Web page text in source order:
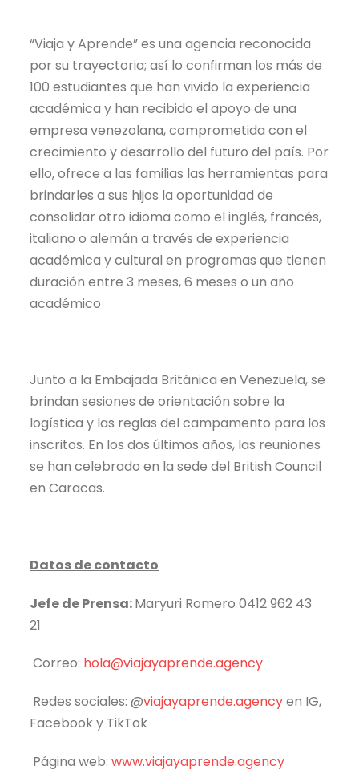
“Viaja y Aprende” es una agencia reconocida
por su trayectoria; así lo confirman los más de
100 estudiantes que han vivido la experiencia
académica y han recibido el apoyo de una
empresa venezolana, comprometida con el
crecimiento y desarrollo del futuro del país. Por
ello, ofrece a las familias las herramientas para
brindarles a sus hijos la oportunidad de
consolidar otro idioma como el inglés, francés,
italiano o alemán a través de experiencia
académica y cultural en programas que tienen
duración entre 3 meses, 6 meses o un año
académico
Junto a la Embajada Británica en Venezuela, se
brindan sesiones de orientación sobre la
logística y las reglas del campamento para los
inscritos. En los dos últimos años, las reuniones
se han celebrado en la sede del British Council
en Caracas.
Datos de contacto
Jefe de Prensa:Maryuri Romero 0412 962 43
21
Correo: hola@viajayaprende.agency
Redes sociales: @viajayaprende.agencyen IG,
Facebook y TikTok
Página web:www.viajayaprende.agency